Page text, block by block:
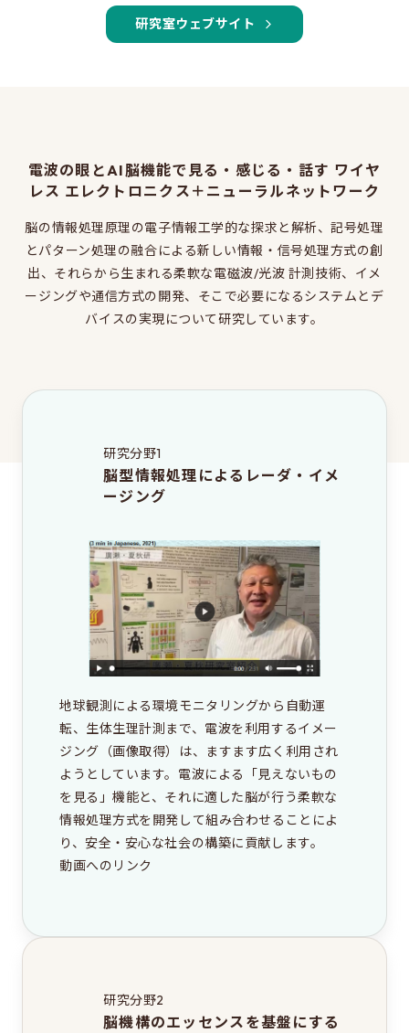
EEISをもっと知る
同窓会のページ
お問い合わせ・アクセス
このサイトについて
これは大学院のサイトです
EEIC（学部）はこちら
研究室ウェブサイト
電波の眼とAI脳機能で見る・感じる・話す ワイヤ
レス エレクトロニクス＋ニューラルネットワーク
脳の情報処理原理の電子情報工学的な探求と解析、記号処理
とパターン処理の融合による新しい情報・信号処理方式の創
出、それらから生まれる柔軟な電磁波/光波 計測技術、イメ
ージングや通信方式の開発、そこで必要になるシステムとデ
バイスの実現について研究しています。
研究分野1
脳型情報処理によるレーダ・イメ
ージング
地球観測による環境モニタリングから自動運
転、生体生理計測まで、電波を利用するイメー
ジング（画像取得）は、ますます広く利用され
ようとしています。電波による「見えないもの
を見る」機能と、それに適した脳が行う柔軟な
情報処理方式を開発して組み合わせることによ
動画へのリンク
研究分野2
脳機構のエッセンスを基盤にする